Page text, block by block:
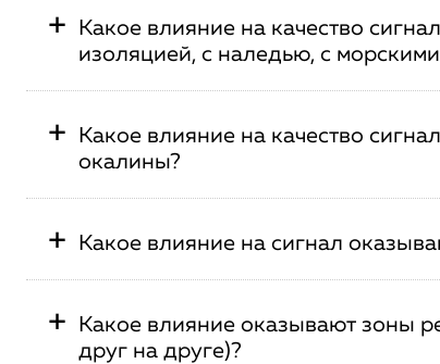
+
Какое влияние на качество
изоляцией, с наледью, с
+
Какое влияние на качество
окалины?
+ Какое влияние на сигнал
+
Какое влияние оказывают зоны
друг на друге)?